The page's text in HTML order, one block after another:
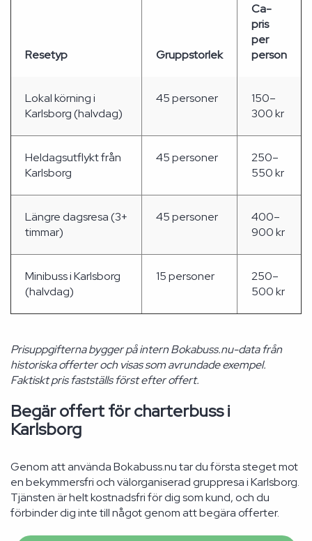
Resetyp Gruppstorlek
Ca-
pris
per
person
Lokal körning i
Karlsborg (halvdag)
45 personer
150–
300 kr
Heldagsutflykt från
Karlsborg
45 personer
250–
550 kr
Längre dagsresa (3+
timmar)
45 personer
400–
900 kr
Minibuss i Karlsborg
(halvdag)
15 personer
250–
500 kr
Prisuppgifterna bygger på intern Bokabuss.nu-data från
historiska offerter och visas som avrundade exempel.
Faktiskt pris fastställs först efter offert.
Begär offert för charterbuss i
Karlsborg
Genom att använda Bokabuss.nu tar du första steget mot
en bekymmersfri och välorganiserad gruppresa i Karlsborg.
Tjänsten är helt kostnadsfri för dig som kund, och du
förbinder dig inte till något genom att begära offerter.